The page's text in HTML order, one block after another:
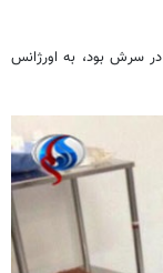
سرش بود، به اورژانس